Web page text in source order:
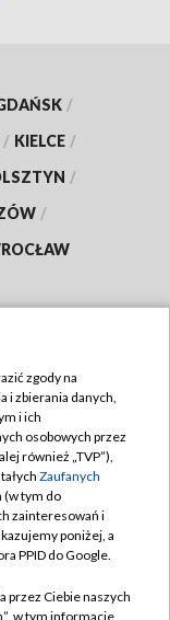
/
/ KIELCE /
/
/
zgody na
i zbierania danych,
i ich
osobowych przez
również „TVP”),
Zaufanych
(w tym do
zainteresowań i
poniżej, a
PPID do Google.
przez Ciebie naszych
w tym informacje